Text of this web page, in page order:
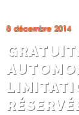
8 décembre 2014